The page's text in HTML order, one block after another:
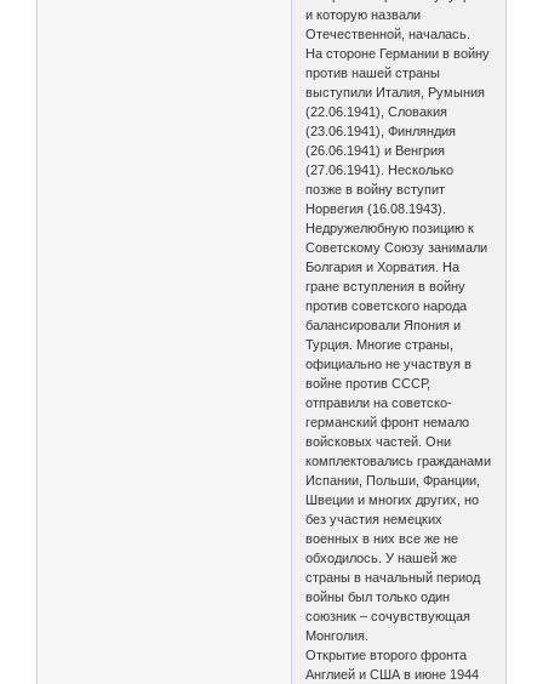
и которую назвали
Отечественной, началась.
На стороне Германии в войну
против нашей страны
выступили Италия, Румыния
(22.06.1941), Словакия
(23.06.1941), Финляндия
(26.06.1941) и Венгрия
(27.06.1941). Несколько
позже в войну вступит
Норвегия (16.08.1943).
Недружелюбную позицию к
Советскому Союзу занимали
Болгария и Хорватия. На
гране вступления в войну
против советского народа
балансировали Япония и
Турция. Многие страны,
официально не участвуя в
войне против СССР,
отправили на советско-
германский фронт немало
войсковых частей. Они
комплектовались гражданами
Испании, Польши, Франции,
Швеции и многих других, но
без участия немецких
военных в них все же не
обходилось. У нашей же
страны в начальный период
войны был только один
союзник – сочувствующая
Монголия.
Открытие второго фронта
Англией и США в июне 1944